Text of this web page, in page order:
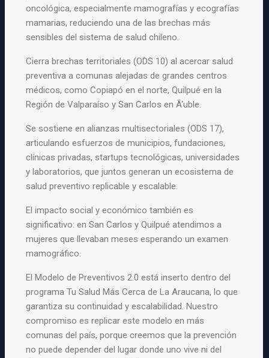
oncológica, especialmente mamografías y ecografías
mamarias, reduciendo una de las brechas más
sensibles del sistema de salud chileno.
Cierra brechas territoriales (ODS 10) al acercar salud
preventiva a comunas alejadas de grandes centros
médicos, como Copiapó en el norte, Quilpué en la
Región de Valparaíso y San Carlos en Ã‘uble.
Se sostiene en alianzas multisectoriales (ODS 17),
articulando esfuerzos de municipios, fundaciones,
clínicas privadas, startups tecnológicas, universidades
y laboratorios, que juntos generan un ecosistema de
salud preventivo replicable y escalable.
El impacto social y económico también es
significativo: en San Carlos y Quilpué atendimos a
mujeres que llevaban meses esperando un examen
mamográfico.
El Modelo de Preventivos 2.0 está inserto dentro del
programa Tu Salud Más Cerca de La Araucana, lo que
garantiza su continuidad y escalabilidad. Nuestro
compromiso es replicar este modelo en más
comunas del país, porque creemos que la prevención
no puede depender del lugar donde uno vive ni del